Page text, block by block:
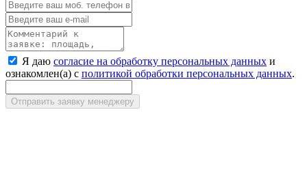
Я даю согласие на обработку персональных данных и
ознакомлен(а) с политикой обработки персональных данных.
Отправить заявку менеджеру